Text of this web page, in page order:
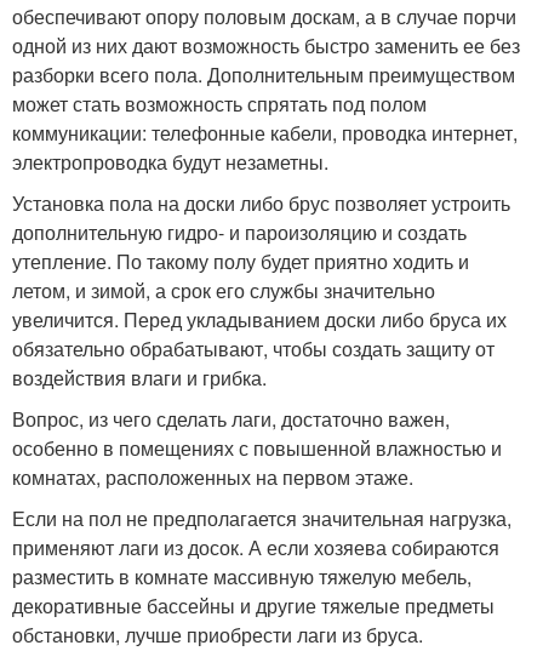
обеспечивают опору половым доскам, а в случае порчи
одной из них дают возможность быстро заменить ее без
разборки всего пола. Дополнительным преимуществом
может стать возможность спрятать под полом
коммуникации: телефонные кабели, проводка интернет,
электропроводка будут незаметны.
Установка пола на доски либо брус позволяет устроить
дополнительную гидро- и пароизоляцию и создать
утепление. По такому полу будет приятно ходить и
летом, и зимой, а срок его службы значительно
увеличится. Перед укладыванием доски либо бруса их
обязательно обрабатывают, чтобы создать защиту от
воздействия влаги и грибка.
Вопрос, из чего сделать лаги, достаточно важен,
особенно в помещениях с повышенной влажностью и
комнатах, расположенных на первом этаже.
Если на пол не предполагается значительная нагрузка,
применяют лаги из досок. А если хозяева собираются
разместить в комнате массивную тяжелую мебель,
декоративные бассейны и другие тяжелые предметы
обстановки, лучше приобрести лаги из бруса.